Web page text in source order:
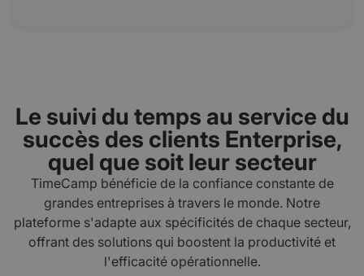
Le suivi du temps au service du
succès des clients Enterprise,
quel que soit leur secteur
TimeCamp bénéficie de la confiance constante de
grandes entreprises à travers le monde. Notre
plateforme s'adapte aux spécificités de chaque secteur,
offrant des solutions qui boostent la productivité et
l'efficacité opérationnelle.